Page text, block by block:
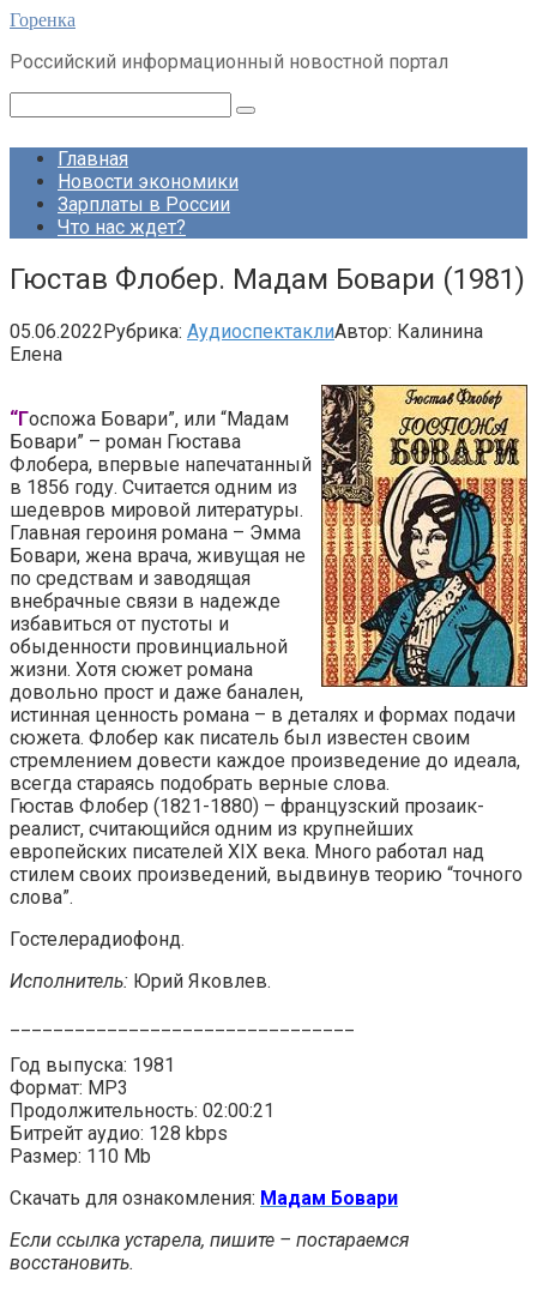
Перейти
контенту
Горенка
Российский информационный новостной портал
Главная
Новости экономики
Зарплаты в России
Что нас ждет?
Гюстав Флобер. Мадам Бовари (1981)
05.06.2022Рубрика: АудиоспектаклиАвтор: Калинина
Елена
“Госпожа Бовари”, или “Мадам
Бовари” – роман Гюстава
Флобера, впервые напечатанный
в 1856 году. Считается одним из
шедевров мировой литературы.
Главная героиня романа – Эмма
Бовари, жена врача, живущая не
по средствам и заводящая
внебрачные связи в надежде
избавиться от пустоты и
обыденности провинциальной
жизни. Хотя сюжет романа
довольно прост и даже банален,
истинная ценность романа – в деталях и формах подачи
сюжета. Флобер как писатель был известен своим
стремлением довести каждое произведение до идеала,
всегда стараясь подобрать верные слова.
Гюстав Флобер (1821-1880) – французский прозаик-
реалист, считающийся одним из крупнейших
европейских писателей XIX века. Много работал над
стилем своих произведений, выдвинув теорию “точного
слова”.
Гостелерадиофонд.
Исполнитель: Юрий Яковлев.
Год выпуска: 1981
Формат: MP3
Продолжительность: 02:00:21
Битрейт аудио: 128 kbps
Размер: 110 Mb
Скачать для ознакомления: Мадам Бовари
Если ссылка устарела, пишите – постараемся
восстановить.